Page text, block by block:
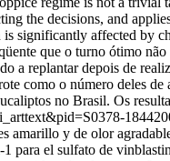
the decisions, and
significantly affected by
que o turno ótimo
a replantar depois de
como o número deles
no Brasil. Os
amarillo y de olor
para el sulfato de